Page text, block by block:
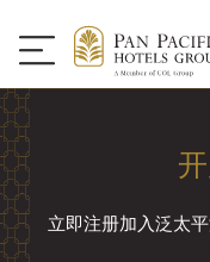
立即注册加入泛太